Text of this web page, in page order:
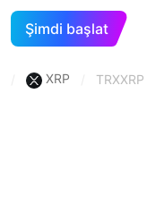
Şimdi başlat
XRP TRXXRP